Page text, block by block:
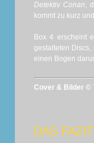
Detektiv Conan,
kommt zu kurz
Box 4 erscheint
gestalteten
einen Bogen
Cover & Bilder ©
DAS